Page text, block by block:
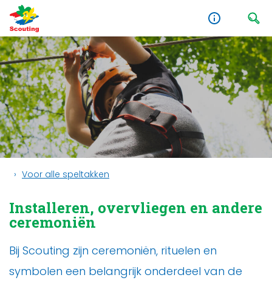
Voor alle speltakken
Installeren, overvliegen en andere
ceremoniën
Bij Scouting zijn ceremoniën, rituelen en
symbolen een belangrijk onderdeel van de